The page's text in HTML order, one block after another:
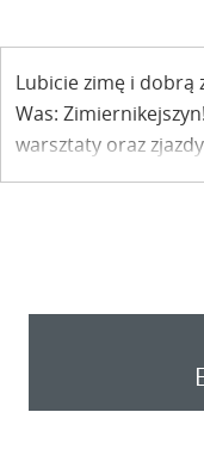
Lubicie zimę i dobrą
Was:
warsztaty oraz
programu